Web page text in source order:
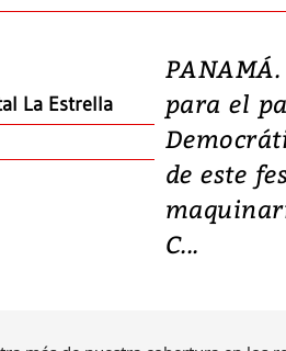
La Estrella
para el
de este
C...